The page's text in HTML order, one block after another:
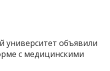
университет объявили
с медицинскими